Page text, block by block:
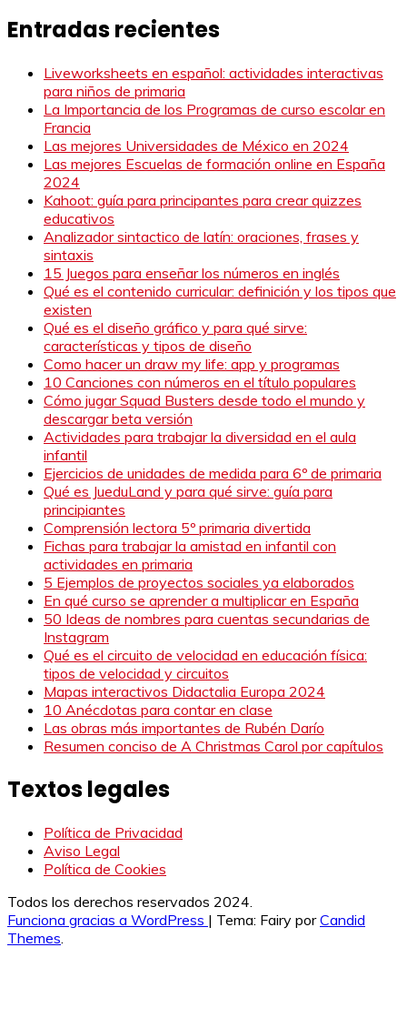
Entradas recientes
Liveworksheets en español: actividades interactivas
para niños de primaria
La Importancia de los Programas de curso escolar en
Francia
Las mejores Universidades de México en 2024
Las mejores Escuelas de formación online en España
2024
Kahoot: guía para principantes para crear quizzes
educativos
Analizador sintactico de latín: oraciones, frases y
sintaxis
15 Juegos para enseñar los números en inglés
Qué es el contenido curricular: definición y los tipos que
existen
Qué es el diseño gráfico y para qué sirve:
características y tipos de diseño
Como hacer un draw my life: app y programas
10 Canciones con números en el título populares
Cómo jugar Squad Busters desde todo el mundo y
descargar beta versión
Actividades para trabajar la diversidad en el aula
infantil
Ejercicios de unidades de medida para 6º de primaria
Qué es JueduLand y para qué sirve: guía para
principiantes
Comprensión lectora 5º primaria divertida
Fichas para trabajar la amistad en infantil con
actividades en primaria
5 Ejemplos de proyectos sociales ya elaborados
En qué curso se aprender a multiplicar en España
50 Ideas de nombres para cuentas secundarias de
Instagram
Qué es el circuito de velocidad en educación física:
tipos de velocidad y circuitos
Mapas interactivos Didactalia Europa 2024
10 Anécdotas para contar en clase
Las obras más importantes de Rubén Darío
Resumen conciso de A Christmas Carol por capítulos
Textos legales
Política de Privacidad
Aviso Legal
Política de Cookies
Todos los derechos reservados 2024.
Funciona gracias a WordPress | Tema: Fairy porCandid
Themes